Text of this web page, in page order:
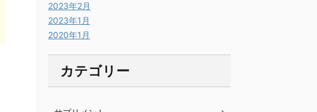
2023年2月
2023年1月
2020年1月
カテゴリー